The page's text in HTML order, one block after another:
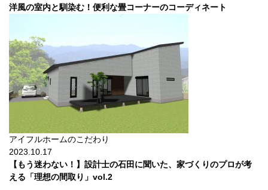
洋風の室内と馴染む！便利な畳コーナーのコーディネート
アイフルホームのこだわり
2023.10.17
【もう迷わない！】設計士の石田に聞いた、家づくりのプロが考
える「理想の間取り」vol.2